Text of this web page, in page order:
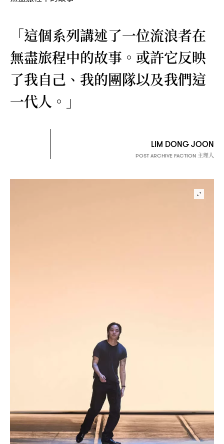
「這個系列講述了一位流浪者在
無盡旅程中的故事。或許它反映
了我自己、我的團隊以及我們這
一代人。」
LIM DONG JOON
POST ARCHIVE FACTION 主理人